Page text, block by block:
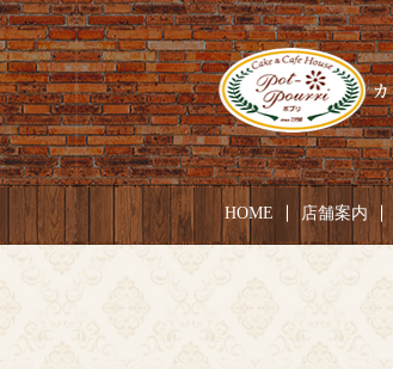
HOME 店舗案内